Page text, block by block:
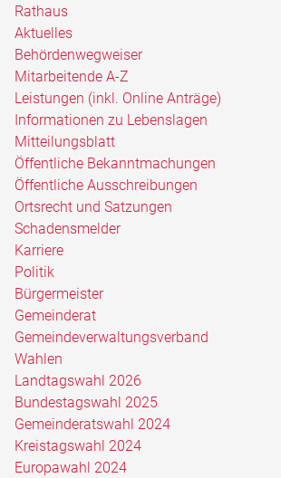
Rathaus
Aktuelles
Behördenwegweiser
Mitarbeitende A-Z
Leistungen (inkl. Online Anträge)
Informationen zu Lebenslagen
Mitteilungsblatt
Öffentliche Bekanntmachungen
Öffentliche Ausschreibungen
Ortsrecht und Satzungen
Schadensmelder
Karriere
Politik
Bürgermeister
Gemeinderat
Gemeindeverwaltungsverband
Wahlen
Landtagswahl 2026
Bundestagswahl 2025
Gemeinderatswahl 2024
Kreistagswahl 2024
Europawahl 2024